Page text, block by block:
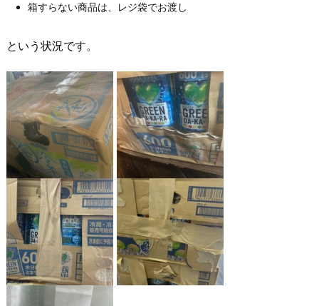
箱すらない商品は、レジ袋でお渡し
という状況です。